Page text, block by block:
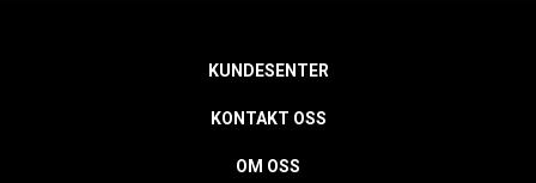
KUNDESENTER
KONTAKT OSS
OM OSS